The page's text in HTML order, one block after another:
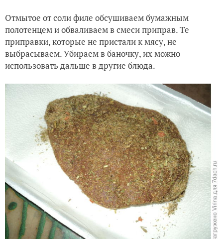
Отмытое от соли филе обсушиваем бумажным
полотенцем и обваливаем в смеси приправ. Те
приправки, которые не пристали к мясу, не
выбрасываем. Убираем в баночку, их можно
использовать дальше в другие блюда.